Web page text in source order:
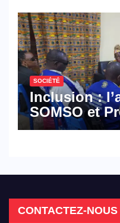
SOCIÉTÉ
Inclusion :
SOMSO et
militent en
CONTACTEZ-NOUS